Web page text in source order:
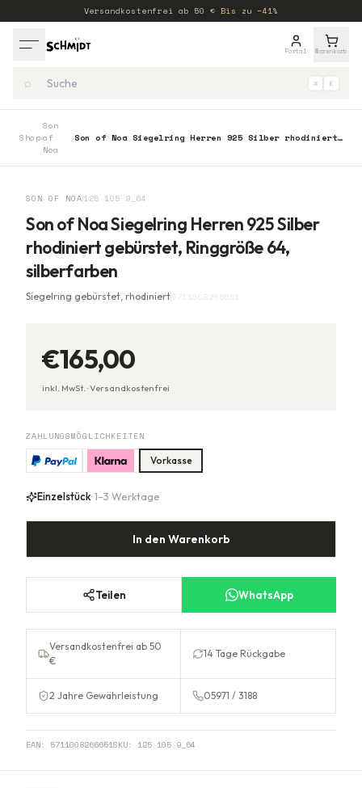
Versandkostenfrei ab 50 € Bis zu −41%
Portal Warenkorb
⌕ ⌘ K
Shop›
Son
of
Noa
› Son of Noa Siegelring Herren 925 Silber rhodiniert gebürstet, Ringgröße 64, silberfarben
SON OF NOA 125 105 9_64
Son of Noa Siegelring Herren 925 Silber
rhodiniert gebürstet, Ringgröße 64,
silberfarben
Siegelring gebürstet, rhodiniert5711008266651
€165,00
inkl. MwSt. ·Versandkostenfrei
ZAHLUNGSMÖGLICHKEITEN
Vorkasse
Einzelstück· 1–3 Werktage
In den Warenkorb
Teilen WhatsApp
Versandkostenfrei ab 50
€
14 Tage Rückgabe
2 Jahre Gewährleistung 05971 / 3188
EAN: 5711008266651SKU: 125 105 9_64